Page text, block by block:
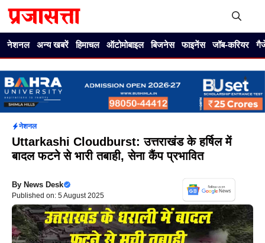
नेशनल अन्य खबरें हिमाचल ऑटोमोबाइल बिजनेस फाइनेंस जॉब-करियर
नेशनल
Uttarkashi Cloudburst: उत्तराखंड के हर्षिल में
बादल फटने से भारी तबाही, सेना कैंप प्रभावित
By News Desk
Published on: 5 August 2025